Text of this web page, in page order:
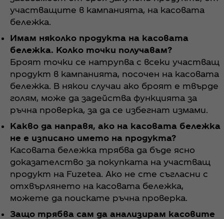
участващите в кампанията, на касовата
бележка.
Имам няколко продукта на касовата
бележка. Колко точки получавам?
Броят точки се натрупва с всеки участващ
продукт в кампанията, посочен на касовата
бележка. В някои случаи ако броят е твърде
голям, може да задейства функцията за
ръчна проверка, за да се избегнат измами.
Какво да направя, ако на касовата бележка
не е изписано името на продукта?
Касовата бележка трябва да бъде ясно
доказателство за покупката на участващ
продукт на Fuzetea. Ако не сте съгласни с
отхвърлянето на касовата бележка,
можете да поискате ръчна проверка.
Защо трябва сам да анализирам касовите